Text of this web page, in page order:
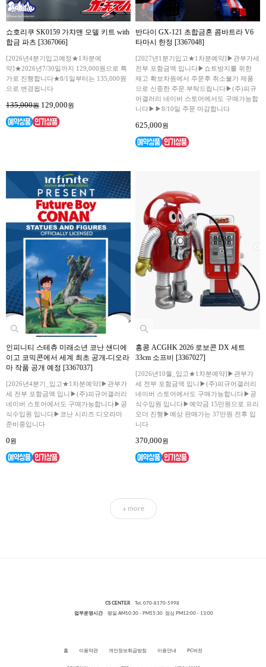
쇼호리쿠 SK0159 가챠맨 모델 키트 with
합금 파츠 [3367066]
[2026년4분기입고예정★1차분예
약]★2026년7/30일까지 129,000원으로 특
가로 진행합니다★8/1일부터는 135,000원
으로 변경됩니다
135,000원 129,000원
반다이 GX-121 초합금혼 콤바트라 V6
타마시 한정 [3367048]
[2027년1분기입고★1차분예약]▶관부가세
전부 포함금액 입니다▶쇼트방지를 위한
재고 확보차원에서 주문후 취소불가 제품
으로 신중한 주문 부탁드립니다▶(주)피규
어갤러리 네이버 스토어에서도 구매가능합
니다▶▶8/10일 주문 마감합니다
625,000원
인피니티 스테츄 미래소년 코난 샌디에
이고 코믹콘에서 세계 최초 공개-디오라
마 작품 공개 예정 [3367037]
[2026년4분기_입고★1차분예약]▶관부가
세 전부 포함금액 입니▶(주)피규어갤러리
네이버 스토어에서도 구매가능합니다▶공
식수입원 입니다▶코난 시리즈 디오라마
준비중입니다
0원
홍콩 ACGHK 2026 로보콘 DX 세트
33cm 소프비 [3367027]
[2026년10월_입고★1차분예약]▶관부가
세 전부 포함금액 입니▶(주)피규어갤러리
네이버 스토어에서도 구매가능합니다▶공
식수입원 입니다▶예약금 15만원으로 프리
오더 진행▶예상 판매가는 37만원 전후 입
니다
370,000원
+ more
CS CENTERTel. 070-8170-5998
업무운영시간평일 AM10:30 - PM15:30 점심 PM12:00 - 13:00
홈 이용약관 개인정보취급방침 이용안내 PC버전